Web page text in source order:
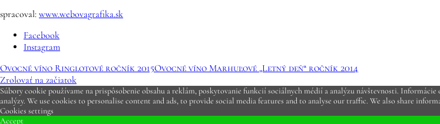
spracoval: www.webovagrafika.sk
Facebook
Instagram
Ovocné víno Ringlotové ročník 2015Ovocné víno Marhuľové „Letný deň“ ročník 2014
Zrolovať na začiatok
Súbory cookie používame na prispôsobenie obsahu a reklám, poskytovanie funkcií sociálnych médií a analýzu návštevnosti.
analýzy. We use cookies to personalise content and ads, to provide social media features and to analyse our traffic. We also share
Cookies settings
Accept